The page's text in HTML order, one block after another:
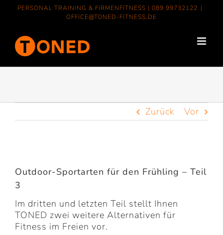
ZumPERSONAL TRAINING & FIRMENFITNESS | 089 99732122 |
OFFICE@TONED-FITNESS.DE
Zurück Vor
grösseres
Bild
Outdoor-Sportarten für den Frühling – Teil
3
Im dritten und letzten Teil stellt Ihnen
TONED zwei weitere Alternativen für
Fitness im Freien vor.